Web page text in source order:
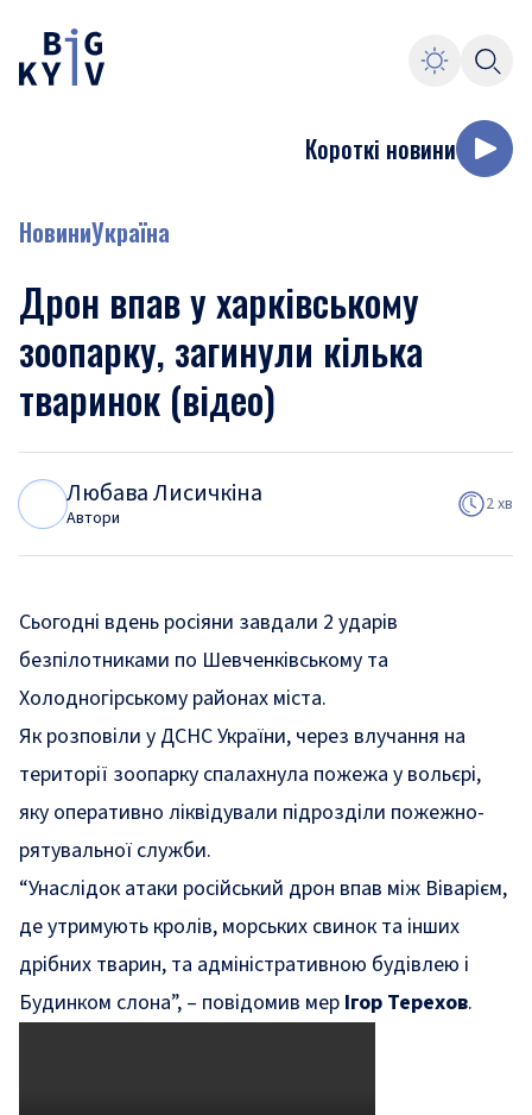
Короткі новини
НовиниУкраїна
Дрон впав у харківському
зоопарку, загинули кілька
тваринок (відео)
Любава Лисичкіна
Автори
2 хв
Сьогодні вдень росіяни завдали 2 ударів
безпілотниками по Шевченківському та
Холодногірському районах міста.
Як розповіли у ДСНС України, через влучання на
території зоопарку спалахнула пожежа у вольєрі,
яку оперативно ліквідували підрозділи пожежно-
рятувальної служби.
“Унаслідок атаки російський дрон впав між Віварієм,
де утримують кролів, морських свинок та інших
дрібних тварин, та адміністративною будівлею і
Будинком слона”, – повідомив мер Ігор Терехов.